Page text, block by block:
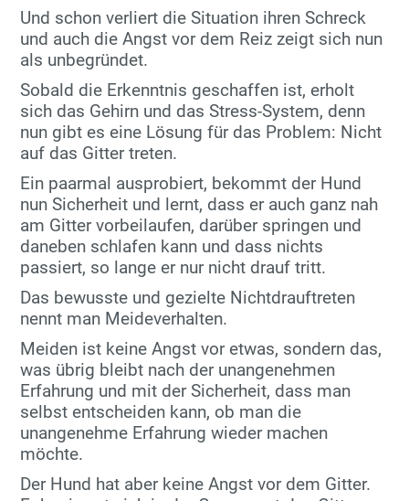
Und schon verliert die Situation ihren Schreck
und auch die Angst vor dem Reiz zeigt sich nun
als unbegründet.
Sobald die Erkenntnis geschaffen ist, erholt
sich das Gehirn und das Stress-System, denn
nun gibt es eine Lösung für das Problem: Nicht
auf das Gitter treten.
Ein paarmal ausprobiert, bekommt der Hund
nun Sicherheit und lernt, dass er auch ganz nah
am Gitter vorbeilaufen, darüber springen und
daneben schlafen kann und dass nichts
passiert, so lange er nur nicht drauf tritt.
Das bewusste und gezielte Nichtdrauftreten
nennt man Meideverhalten.
Meiden ist keine Angst vor etwas, sondern das,
was übrig bleibt nach der unangenehmen
Erfahrung und mit der Sicherheit, dass man
selbst entscheiden kann, ob man die
unangenehme Erfahrung wieder machen
möchte.
Der Hund hat aber keine Angst vor dem Gitter.